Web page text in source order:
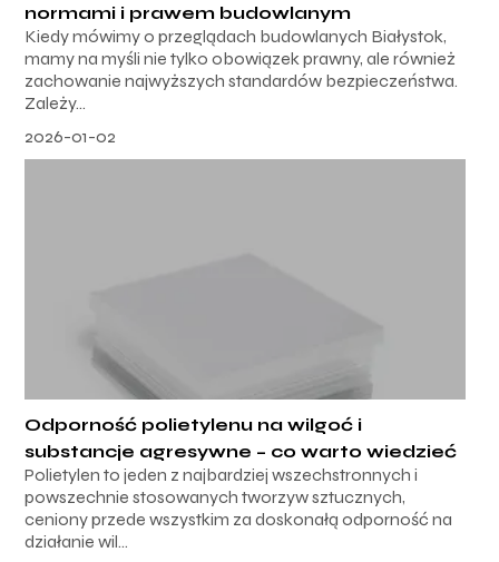
normami i prawem budowlanym
Kiedy mówimy o przeglądach budowlanych Białystok,
mamy na myśli nie tylko obowiązek prawny, ale również
zachowanie najwyższych standardów bezpieczeństwa.
Zależy...
2026-01-02
Odporność polietylenu na wilgoć i
substancje agresywne – co warto wiedzieć
Polietylen to jeden z najbardziej wszechstronnych i
powszechnie stosowanych tworzyw sztucznych,
ceniony przede wszystkim za doskonałą odporność na
działanie wil...